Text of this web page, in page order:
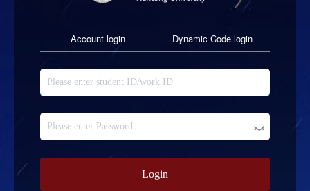
Account login Dynamic Code login
Login